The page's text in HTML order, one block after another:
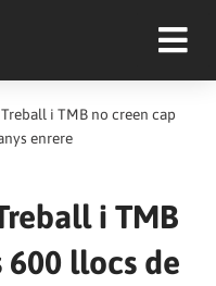
i TMB no creen cap
enrere
i TMB
600 llocs de